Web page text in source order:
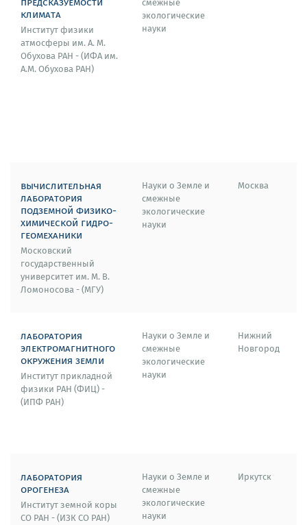
климата
Институт физики
атмосферы им. А. М.
Обухова РАН - (ИФА им.
А.М. Обухова РАН)
экологические
науки
вычислительная
лаборатория
подземной физико-
химической гидро-
геомеханики
Московский
государственный
университет им. М. В.
Ломоносова - (МГУ)
Науки о Земле и
смежные
экологические
науки
Москва
лаборатория
электромагнитного
окружения земли
Институт прикладной
физики РАН (ФИЦ) -
(ИПФ РАН)
Науки о Земле и
смежные
экологические
науки
Нижний
Новгород
лаборатория
орогенеза
Институт земной коры
СО РАН - (ИЗК СО РАН)
Науки о Земле и
смежные
экологические
науки
Иркутск